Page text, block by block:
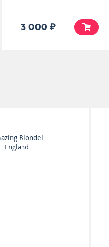
3 000 ₽
Bob Dylan
Self Portrait